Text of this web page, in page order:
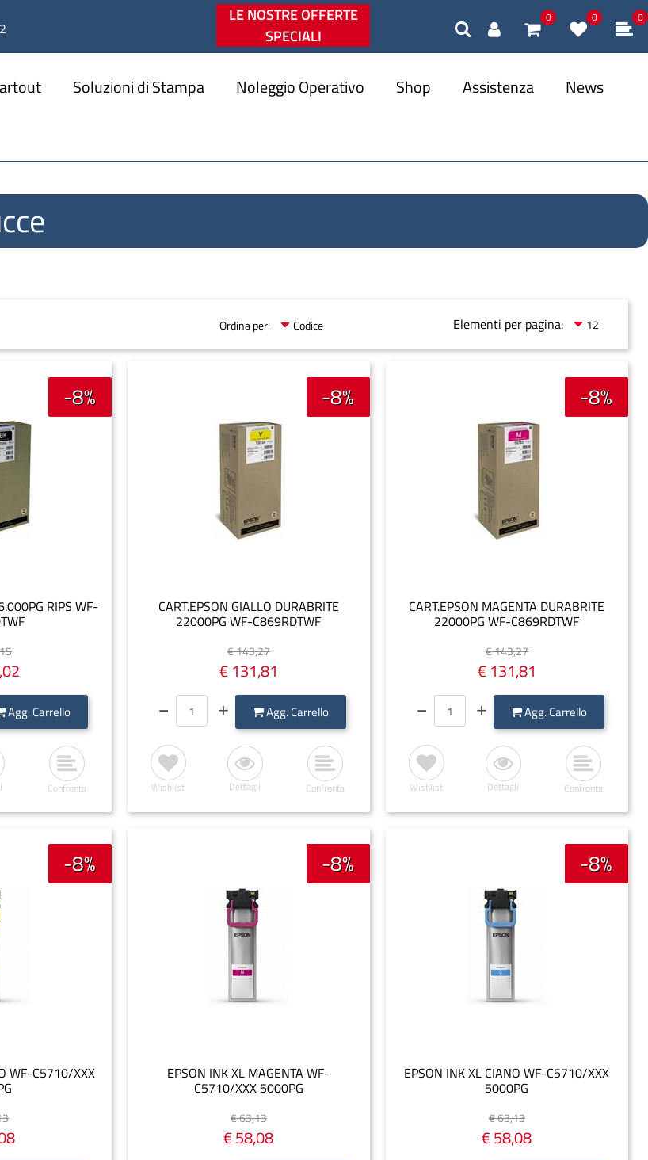
LE NOSTRE OFFERTE
SPECIALI
0 0 0
Soluzioni di Stampa Noleggio Operativo Shop Assistenza
News
Ordina per: Elementi per pagina:
-8%
RIPS WF-
Agg. Carrello
Confronta
-8%
CART.EPSON GIALLO DURABRITE
22000PG WF-C869RDTWF
€ 143,27
€ 131,81
QuantitàAgg. Carrello
Wishlist Dettagli Confronta
-8%
CART.EPSON MAGENTA DURABRITE
22000PG WF-C869RDTWF
€ 143,27
€ 131,81
QuantitàAgg. Carrello
Wishlist Dettagli Confronta
-8%
WF-C5710/XXX
-8%
EPSON INK XL MAGENTA WF-
C5710/XXX 5000PG
€ 63,13
€ 58,08
-8%
EPSON INK XL CIANO WF-C5710/XXX
5000PG
€ 63,13
€ 58,08